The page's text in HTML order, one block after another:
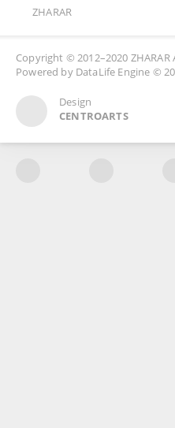
ZHARAR
Copyright © 2012–2020 ZHARAR
Powered by DataLife Engine ©
Design
CENTROARTS